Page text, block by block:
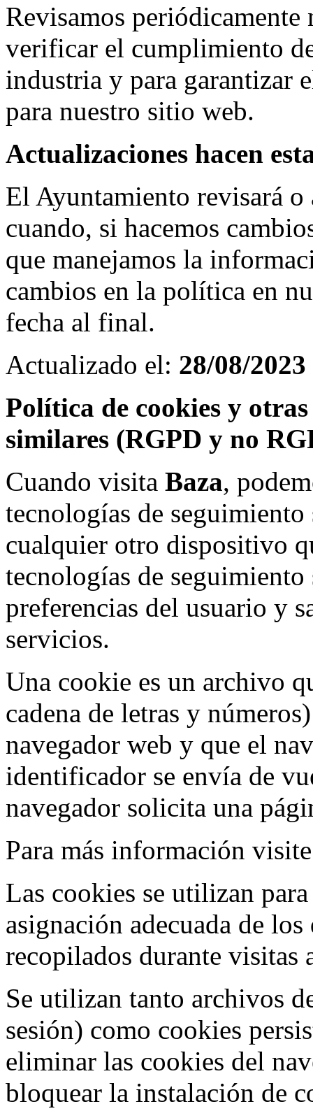
Revisamos periódicamente
verificar el cumplimiento
industria y para garantizar
para nuestro sitio web.
Actualizaciones hacen
El Ayuntamiento revisará
cuando, si hacemos
que manejamos la
cambios en la política en
fecha al final.
Actualizado el: 28/08/2023
Política de cookies y
similares (RGPD y no
Cuando visita Baza,
tecnologías de
cualquier otro dispositivo
tecnologías de
preferencias del usuario y
servicios.
Una cookie es un archivo
cadena de letras y
navegador web y que el
identificador se envía de
navegador solicita una
Para más información
Las cookies se utilizan
asignación adecuada de
recopilados durante visitas
Se utilizan tanto archivos
sesión) como cookies
eliminar las cookies del
bloquear la instalación de